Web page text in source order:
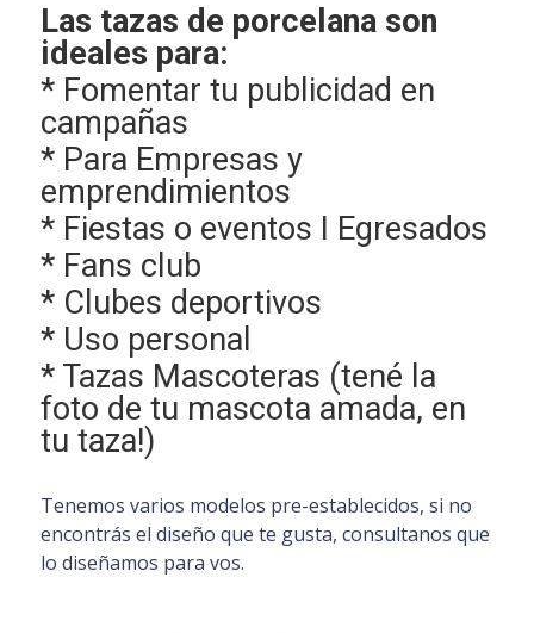
Las tazas de porcelana son
ideales para:
* Fomentar tu publicidad en
campañas
* Para Empresas y
emprendimientos
* Fiestas o eventos I Egresados
* Fans club
* Clubes deportivos
* Uso personal
* Tazas Mascoteras (tené la
foto de tu mascota amada, en
tu taza!)
Tenemos varios modelos pre-establecidos, si no
encontrás el diseño que te gusta, consultanos que
lo diseñamos para vos.